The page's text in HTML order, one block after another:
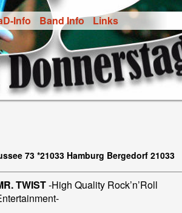
Info Band Info Links
73 *21033 Hamburg Bergedorf 21033
TWIST-High Quality Rock’n’Roll